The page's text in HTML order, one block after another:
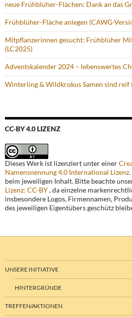
neue Frühblüher-Flächen: Dank an das
Frühblüher-Fläche anlegen (CAWG-
Mitpflanzerinnen gesucht: Frühblüher
(LC2025)
Adventskalender 2024 – lebenswertes
Winterling & Wildkrokus Samen sind reif
CC-BY 4.0 LIZENZ
Dieses Werk ist lizenziert unter einer
Namensnennung 4.0 International Lizenz
beim jeweiligen Inhalt. Bitte beachte
Lizenz: CC-BY, da einzelne
insbesondere Logos, Firmennamen,
des jeweiligen Eigentübers geschütz
UNSERE INITIATIVE
HINTERGRÜNDE
TREFFEN/AKTIONEN